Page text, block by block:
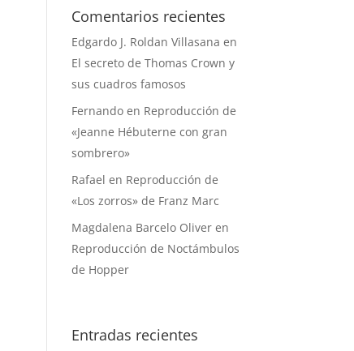
Comentarios recientes
Edgardo J. Roldan Villasana en
El secreto de Thomas Crown y
sus cuadros famosos
Fernandoen Reproducción de
«Jeanne Hébuterne con gran
sombrero»
Rafael en Reproducción de
«Los zorros» de Franz Marc
Magdalena Barcelo Oliveren
Reproducción de Noctámbulos
de Hopper
Entradas recientes